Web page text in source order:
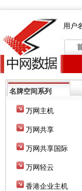
用户
名牌空间系列
万网主机
万网共享
万网共享国际
万网轻云
香港企业主机